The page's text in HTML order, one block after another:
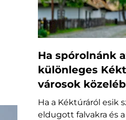
Ha spórolnánk
különleges
városok
Ha a Kéktúráról esik
eldugott falvakra és